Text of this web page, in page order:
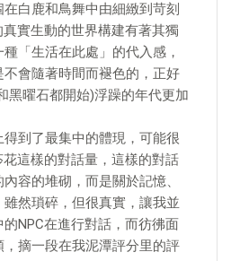
白鹿和鳥舞中由細緻到苛刻
實生動的世界構建有著其獨
「生活在此處」的代入感，
會隨著時間而褪色的，正好
黑曜石都開始)浮躁的年代更加
到了最集中的體現，可能很
這樣的對話量，這樣的對話
容的堆砌，而是關於記憶、
然瑣碎，但很真實，讓我並
NPC在進行對話，而彷彿面
摘一段在我泥潭評分里的評